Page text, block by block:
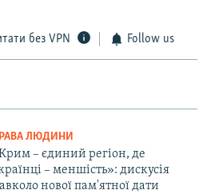
без VPN Follow us
ЛЮДИНИ
– єдиний регіон, де
– меншість»: дискусія
нової пам'ятної дати